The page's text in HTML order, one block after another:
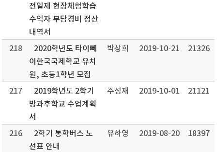
전일제 현장체험학습
수익자 부담경비 정산
내역서
218
2020학년도 타이뻬
이한국국제학교 유치
원, 초등1학년 모집
박상희 2019-10-21 21326
217
2019학년도 2학기
방과후학교 수업계획
서
주성재 2019-10-01 21121
216
2학기 통학버스 노
선표 안내
유하영 2019-08-20 18397